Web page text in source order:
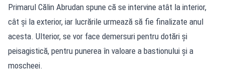
Primarul Călin Abrudan spune că se intervine atât la interior,
cât și la exterior, iar lucrările urmează să fie finalizate anul
acesta. Ulterior, se vor face demersuri pentru dotări și
peisagistică, pentru punerea în valoare a bastionului și a
moscheei.